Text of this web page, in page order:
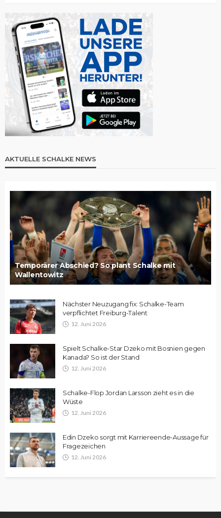
AKTUELLE SCHALKE NEWS
Temporärer Abschied? So plant Schalke mit
Wallentowitz
Nächster Neuzugang fix: Schalke-Team
verpflichtet Freiburg-Talent
12. Juni 2026
Spielt Schalke-Star Dzeko mit Bosnien gegen
Kanada? So ist der Stand
12. Juni 2026
Schalke-Flop Jordan Larsson zieht es in die
Wüste
12. Juni 2026
Edin Dzeko sorgt mit Karriereende-Aussage für
Fragezeichen
12. Juni 2026